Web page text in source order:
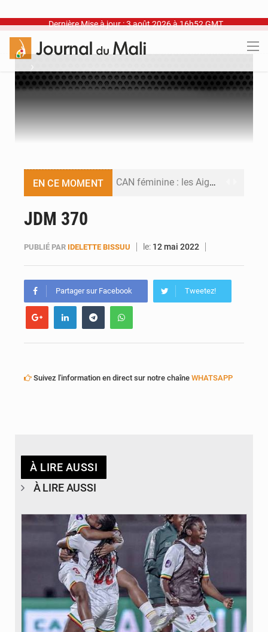
Dernière Mise à jour : 3 août 2026 à 16h52 GMT
›
EN CE MOMENT CAN féminine : les Aigles Dames se relancent
Emploi des jeunes au Mali : des compétences encore difficiles à valoriser
JDM 370
PUBLIÉ PAR IDELETTE BISSUU le: 12 mai 2022
Partager sur Facebook Tweetez!
Suivez l'information en direct sur notre chaîne WHATSAPP
À LIRE AUSSI
À LIRE AUSSI
© FEMAFOOT